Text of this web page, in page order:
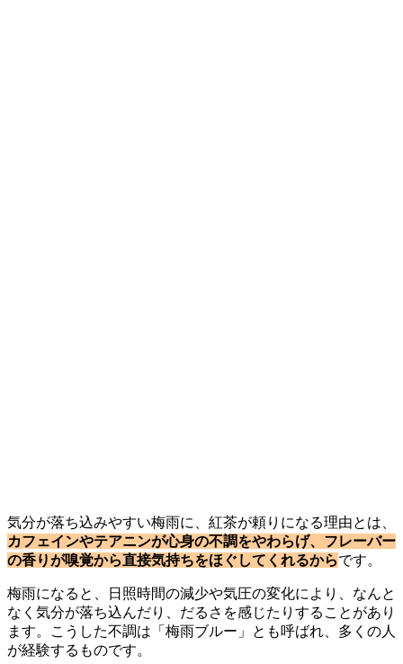
気分が落ち込みやすい梅雨に、紅茶が頼りになる理由とは、
カフェインやテアニンが心身の不調をやわらげ、フレーバー
の香りが嗅覚から直接気持ちをほぐしてくれるからです。
梅雨になると、日照時間の減少や気圧の変化により、なんと
なく気分が落ち込んだり、だるさを感じたりすることがあり
ます。こうした不調は「梅雨ブルー」とも呼ばれ、多くの人
が経験するものです。